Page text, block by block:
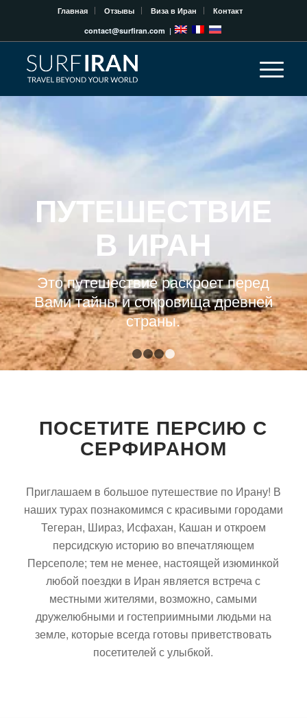
Главная Отзывы Виза в Иран
Контакт
contact@surfiran.com |
ПУТЕШЕСТВИЕ
В ИРАН
Это путешествие раскроет перед
Вами тайны и сокровища древней
страны.
2 3 4
ПОСЕТИТЕ ПЕРСИЮ С
СЕРФИРАНОМ
Приглашаем в большое путешествие по Ирану! В
наших турах познакомимся с красивыми городами
Тегеран, Шираз, Исфахан, Кашан и откроем
персидскую историю во впечатляющем
Персеполе; тем не менее, настоящей изюминкой
любой поездки в Иран является встреча с
местными жителями, возможно, самыми
дружелюбными и гостеприимными людьми на
земле, которые всегда готовы приветствовать
посетителей с улыбкой.